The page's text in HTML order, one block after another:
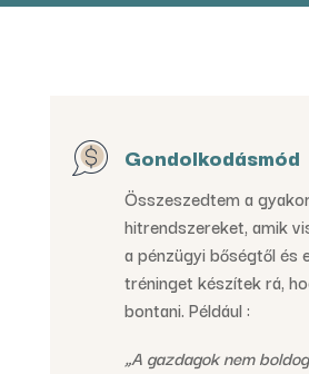
Gondolkodásmód
Összeszedtem a
hitrendszereket, amik
a pénzügyi bőségtől és
tréninget készítek rá,
bontani. Például :
„A gazdagok nem